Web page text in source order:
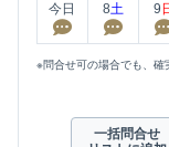
今日 8土 9
※問合せ可の場合でも、確
一括問合せ